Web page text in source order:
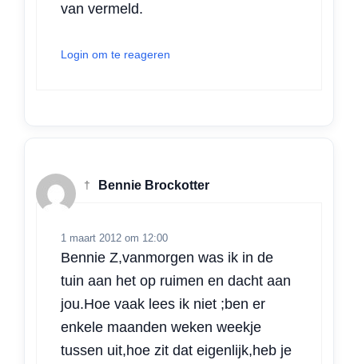
van vermeld.
Login om te reageren
† Bennie Brockotter
1 maart 2012 om 12:00
Bennie Z,vanmorgen was ik in de
tuin aan het op ruimen en dacht aan
jou.Hoe vaak lees ik niet ;ben er
enkele maanden weken weekje
tussen uit,hoe zit dat eigenlijk,heb je